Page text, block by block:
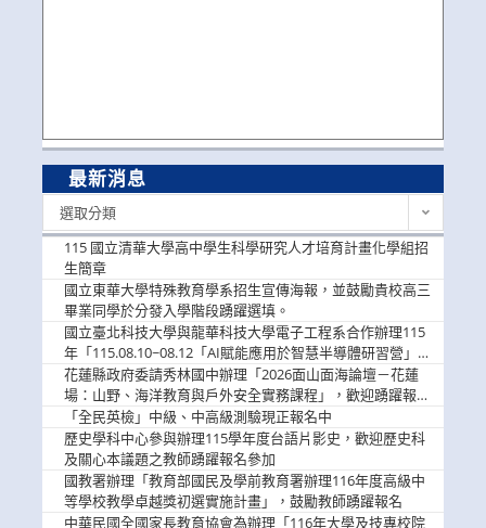
最新消息
選取分類
115 國立清華大學高中學生科學研究人才培育計畫化學組招
生簡章
國立東華大學特殊教育學系招生宣傳海報，並鼓勵貴校高三
畢業同學於分發入學階段踴躍選填。
國立臺北科技大學與龍華科技大學電子工程系合作辦理115
年「115.08.10~08.12「AI賦能應用於智慧半導體研習營」，
歡迎學生踴躍報名參加
花蓮縣政府委請秀林國中辦理「2026面山面海論壇－花蓮
場：山野、海洋教育與戶外安全實務課程」，歡迎踴躍報名
參加
「全民英檢」中級、中高級測驗現正報名中
歷史學科中心參與辦理115學年度台語片影史，歡迎歷史科
及關心本議題之教師踴躍報名參加
國教署辦理「教育部國民及學前教育署辦理116年度高級中
等學校教學卓越獎初選實施計畫」，鼓勵教師踴躍報名
中華民國全國家長教育協會為辦理「116年大學及技專校院